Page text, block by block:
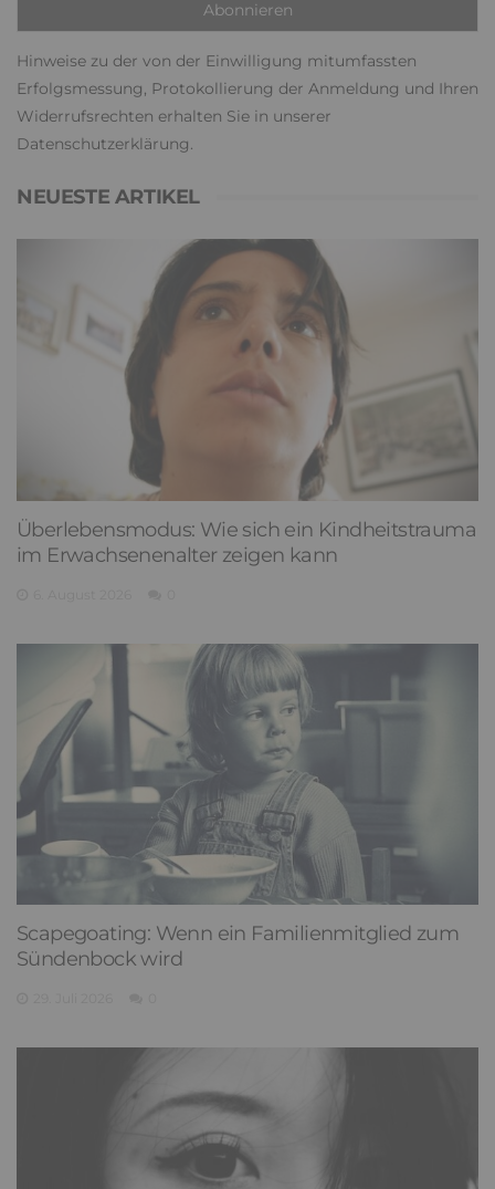
Hinweise zu der von der Einwilligung mitumfassten
Erfolgsmessung, Protokollierung der Anmeldung und Ihren
Widerrufsrechten erhalten Sie in unserer
Datenschutzerklärung.
NEUESTE ARTIKEL
Überlebensmodus: Wie sich ein Kindheitstrauma
im Erwachsenenalter zeigen kann
Scapegoating: Wenn ein Familienmitglied zum
Sündenbock wird